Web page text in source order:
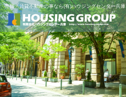
売買・賃貸不動産の事なら(有)ハウジングセンター兵庫